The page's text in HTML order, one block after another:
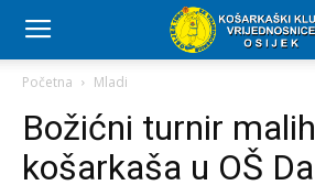
Početna Mladi
Božićni turnir malih
košarkaša u OŠ